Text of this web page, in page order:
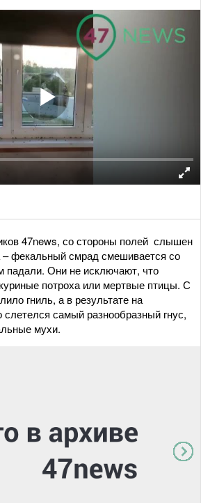
47news, со стороны полей слышен
– фекальный смрад смешивается со
падали. Они не исключают, что
потроха или мертвые птицы. С
гниль, а в результате на
самый разнообразный гнус,
мухи.